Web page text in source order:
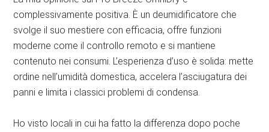
complessivamente positiva. È un deumidificatore che
svolge il suo mestiere con efficacia, offre funzioni
moderne come il controllo remoto e si mantiene
contenuto nei consumi. L’esperienza d’uso è solida: mette
ordine nell’umidità domestica, accelera l’asciugatura dei
panni e limita i classici problemi di condensa.
Ho visto locali in cui ha fatto la differenza dopo poche